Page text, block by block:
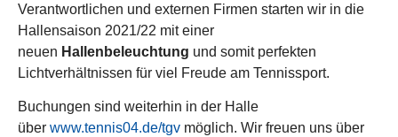
Verantwortlichen und externen Firmen starten wir in die
Hallensaison 2021/22 mit einer
neuen Hallenbeleuchtung und somit perfekten
Lichtverhältnissen für viel Freude am Tennissport.
Buchungen sind weiterhin in der Halle
über www.tennis04.de/tgv möglich. Wir freuen uns über